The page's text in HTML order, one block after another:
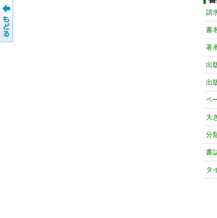
請
書
著
出
出
ペ
大
分
書
タ